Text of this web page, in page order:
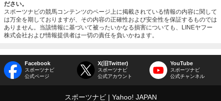
ださい。
スポーツナビの競馬コンテンツのページ上に掲載されている情報の内容に関して
は万全を期しておりますが、その内容の正確性および安全性を保証するものでは
ありません。当該情報に基づいて被ったいかなる損害についても、LINEヤフー
株式会社および情報提供者は一切の責任を負いかねます。
Facebook
スポーツナビ
公式ページ
X(旧Twitter)
スポーツナビ
公式アカウント
YouTube
スポーツナビ
公式チャンネル
スポーツナビ Yahoo! JAPAN